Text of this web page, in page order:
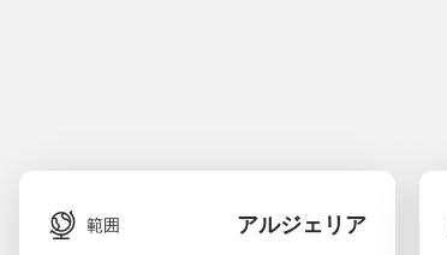
範囲 アルジェリア